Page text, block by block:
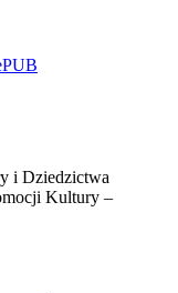
i Dziedzictwa
Kultury –